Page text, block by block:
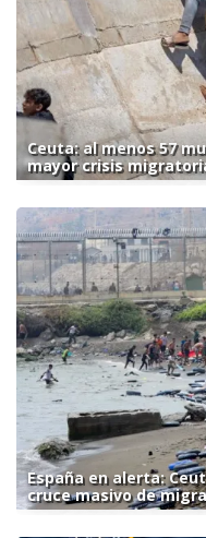
Ceuta: al menos 57
mayor crisis
España en alerta:
cruce masivo de